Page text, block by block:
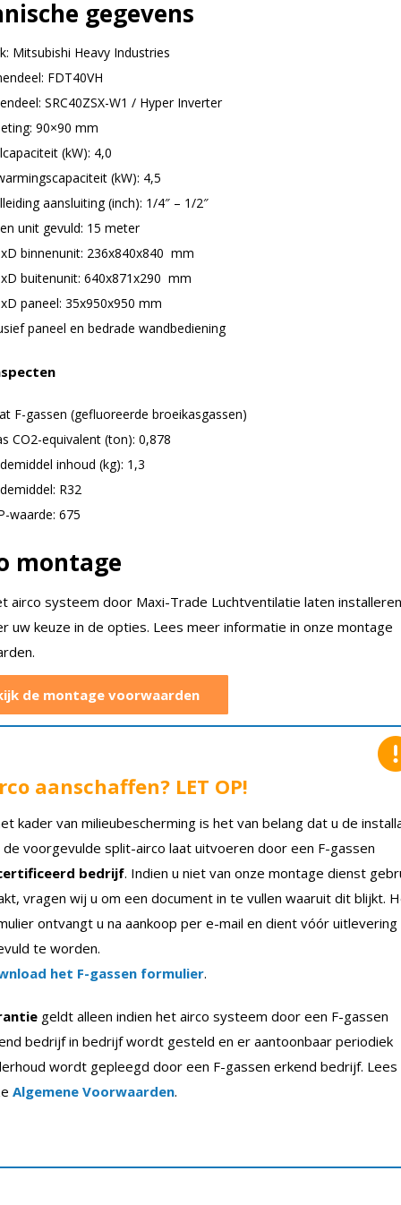
gegevens
Mitsubishi Heavy Industries
FDT40VH
SRC40ZSX-W1 / Hyper Inverter
90×90 mm
(kW): 4,0
(kW): 4,5
aansluiting (inch): 1/4″ – 1/2″
unit gevuld: 15 meter
binnenunit: 236x840x840 mm
buitenunit: 640x871x290 mm
paneel: 35x950x950 mm
paneel en bedrade wandbediening
F-gassen (gefluoreerde broeikasgassen)
CO2-equivalent (ton): 0,878
inhoud (kg): 1,3
R32
waarde: 675
montage
airco systeem door Maxi-Trade Luchtventilatie laten
uw keuze in de opties. Lees meer informatie in onze montage
de montage voorwaarden
aanschaffen? LET OP!
kader van milieubescherming is het van belang dat u de
de voorgevulde split-airco laat uitvoeren door een F-gassen
bedrijf. Indien u niet van onze montage dienst
vragen wij u om een document in te vullen waaruit dit blijkt.
ontvangt u na aankoop per e-mail en dient vóór uitlevering
te worden.
het F-gassen formulier.
geldt alleen indien het airco systeem door een F-gassen
bedrijf in bedrijf wordt gesteld en er aantoonbaar periodiek
wordt gepleegd door een F-gassen erkend bedrijf. Lees
Algemene Voorwaarden.